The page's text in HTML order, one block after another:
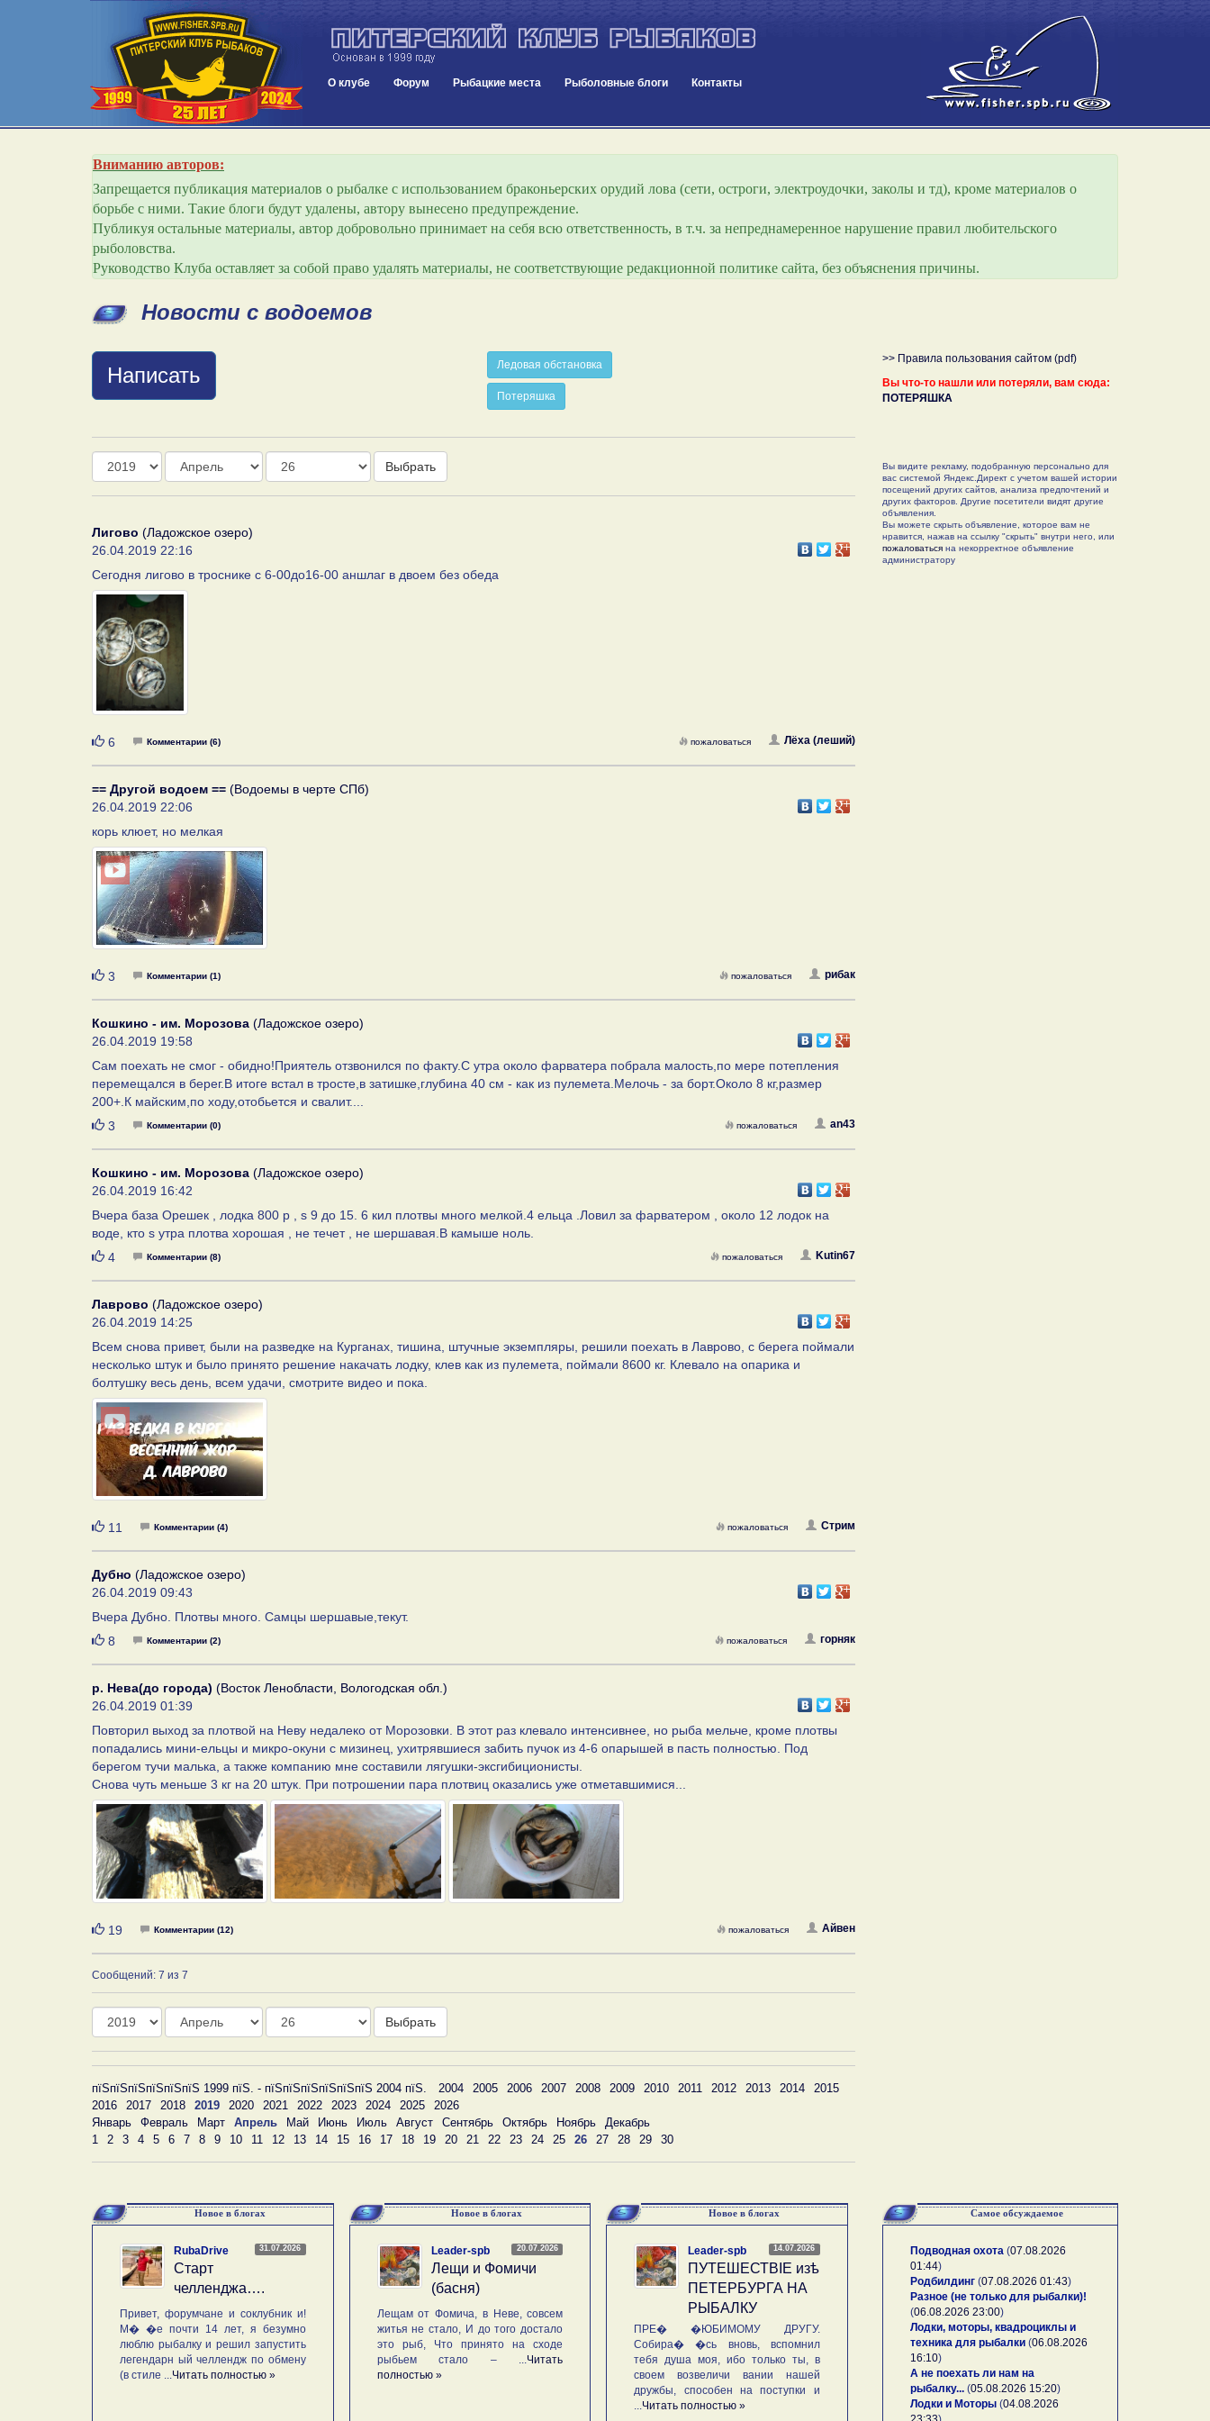
О клубе Форум Рыбацкие места Рыболовные блоги Контакты
Вниманию авторов:
Запрещается публикация материалов о рыбалке с использованием браконьерских орудий лова (сети, остроги, электроудочки, заколы и тд), кроме материалов о
борьбе с ними. Такие блоги будут удалены, автору вынесено предупреждение.
Публикуя остальные материалы, автор добровольно принимает на себя всю ответственность, в т.ч. за непреднамеренное нарушение правил любительского
рыболовства.
Руководство Клуба оставляет за собой право удалять материалы, не соответствующие редакционной политике сайта, без объяснения причины.
Новости с водоемов
Написать Ледовая обстановка
Потеряшка
Год Месяц День
Выбрать
Лигово (Ладожское озеро)
26.04.2019 22:16
Сегодня лигово в троснике с 6-00до16-00 аншлаг в двоем без обеда
Нравится
6 Комментарии (6) Лёха (леший)
пожаловаться
== Другой водоем == (Водоемы в черте СПб)
26.04.2019 22:06
корь клюет, но мелкая
Нравится
3 Комментарии (1) рибак
пожаловаться
Кошкино - им. Морозова (Ладожское озеро)
26.04.2019 19:58
Сам поехать не смог - обидно!Приятель отзвонился по факту.С утра около фарватера побрала малость,по мере потепления
перемещался в берег.В итоге встал в тросте,в затишке,глубина 40 см - как из пулемета.Мелочь - за борт.Около 8 кг,размер
200+.К майским,по ходу,отобьется и свалит....
Нравится
3 Комментарии (0) an43
пожаловаться
Кошкино - им. Морозова (Ладожское озеро)
26.04.2019 16:42
Вчера база Орешек , лодка 800 р , s 9 до 15. 6 кил плотвы много мелкой.4 ельца .Ловил за фарватером , около 12 лодок на
воде, кто s утра плотва хорошая , не течет , не шершавая.В камыше ноль.
Нравится
4 Комментарии (8) Kutin67
пожаловаться
Лаврово (Ладожское озеро)
26.04.2019 14:25
Всем снова привет, были на разведке на Курганах, тишина, штучные экземпляры, решили поехать в Лаврово, с берега поймали
несколько штук и было принято решение накачать лодку, клев как из пулемета, поймали 8600 кг. Клевало на опарика и
болтушку весь день, всем удачи, смотрите видео и пока.
Нравится
11 Комментарии (4) Стрим
пожаловаться
Дубно (Ладожское озеро)
26.04.2019 09:43
Вчера Дубно. Плотвы много. Самцы шершавые,текут.
Нравится
8 Комментарии (2) горняк
пожаловаться
р. Нева(до города) (Восток Ленобласти, Вологодская обл.)
26.04.2019 01:39
Повторил выход за плотвой на Неву недалеко от Морозовки. В этот раз клевало интенсивнее, но рыба мельче, кроме плотвы
попадались мини-ельцы и микро-окуни с мизинец, ухитрявшиеся забить пучок из 4-6 опарышей в пасть полностью. Под
берегом тучи малька, а также компанию мне составили лягушки-эксгибиционисты.
Снова чуть меньше 3 кг на 20 штук. При потрошении пара плотвиц оказались уже отметавшимися...
Нравится
19 Комментарии (12) Айвен
пожаловаться
Сообщений: 7 из 7
Год Месяц День
Выбрать
пїЅпїЅпїЅпїЅпїЅпїЅ 1999 пїЅ. - пїЅпїЅпїЅпїЅпїЅпїЅ 2004 пїЅ. 2004 2005 2006 2007 2008 2009 2010 2011 2012 2013 2014
2015
2016
2017 2018 2019 2020 2021 2022 2023 2024 2025
2026
Январь
Февраль Март Апрель Май Июнь Июль Август Сентябрь Октябрь Ноябрь
Декабрь
1
2 3 4 5 6 7 8 9 10 11 12 13 14 15 16 17 18 19 20 21 22 23 24 25 26 27 28 29 30
>> Правила пользования сайтом (pdf)
Вы что-то нашли или потеряли, вам сюда:
ПОТЕРЯШКА
Вы видите рекламу, подобранную персонально для
вас системой Яндекс.Директ с учетом вашей истории
посещений других сайтов, анализа предпочтений и
других факторов. Другие посетители видят другие
объявления.
Вы можете скрыть объявление, которое вам не
нравится, нажав на ссылку "скрыть" внутри него, или
пожаловатьсяна некорректное объявление
администратору
Новое в блогах
31.07.2026
RubaDrive
Старт
челленджа….
Привет, форумчане и соклубник и!
М� �е почти 14 лет, я безумно
люблю рыбалку и решил запустить
легендарн ый челлендж по обмену
(в стиле ... Читать полностью »
Новое в блогах
20.07.2026
Leader-spb
Лещи и Фомичи
(басня)
Лещам от Фомича, в Неве, совсем
житья не стало, И до того достало
это рыб, Что принято на сходе
рыбьем стало – ... Читать
полностью »
Новое в блогах
14.07.2026
Leader-spb
ПУТЕШЕСТВIE изѣ
ПЕТЕРБУРГА НА
РЫБАЛКУ
ПРЕ� �ЮБИМОМУ ДРУГУ.
Собира� �сь вновь, вспомнил
тебя душа моя, ибо только ты, в
своем возвеличи вании нашей
дружбы, способен на поступки и
Читать полностью »
Самое обсуждаемое
Подводная охота (07.08.2026
01:44)
Родбилдинг(07.08.2026 01:43)
Разное (не только для рыбалки)!
(06.08.2026 23:00)
Лодки, моторы, квадроциклы и
техника для рыбалки(06.08.2026
16:10)
А не поехать ли нам на
рыбалку...(05.08.2026 15:20)
Лодки и Моторы(04.08.2026